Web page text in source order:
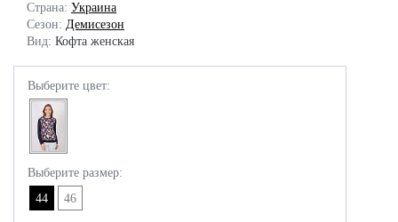
Страна: Украина
Сезон: Демисезон
Вид: Кофта женская
Выберите цвет:
Выберите размер:
44
46